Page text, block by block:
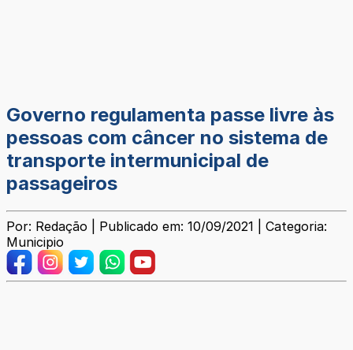
Governo regulamenta passe livre às
pessoas com câncer no sistema de
transporte intermunicipal de
passageiros
Por: Redação | Publicado em: 10/09/2021 | Categoria:
Municipio